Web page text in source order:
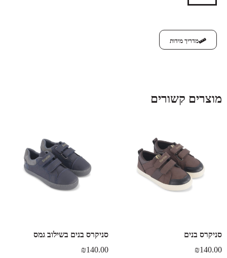
מדריך מידות
מוצרים קשורים
סניקרס בנים
₪140.00
סניקרס בנים בשילוב גמס
₪140.00